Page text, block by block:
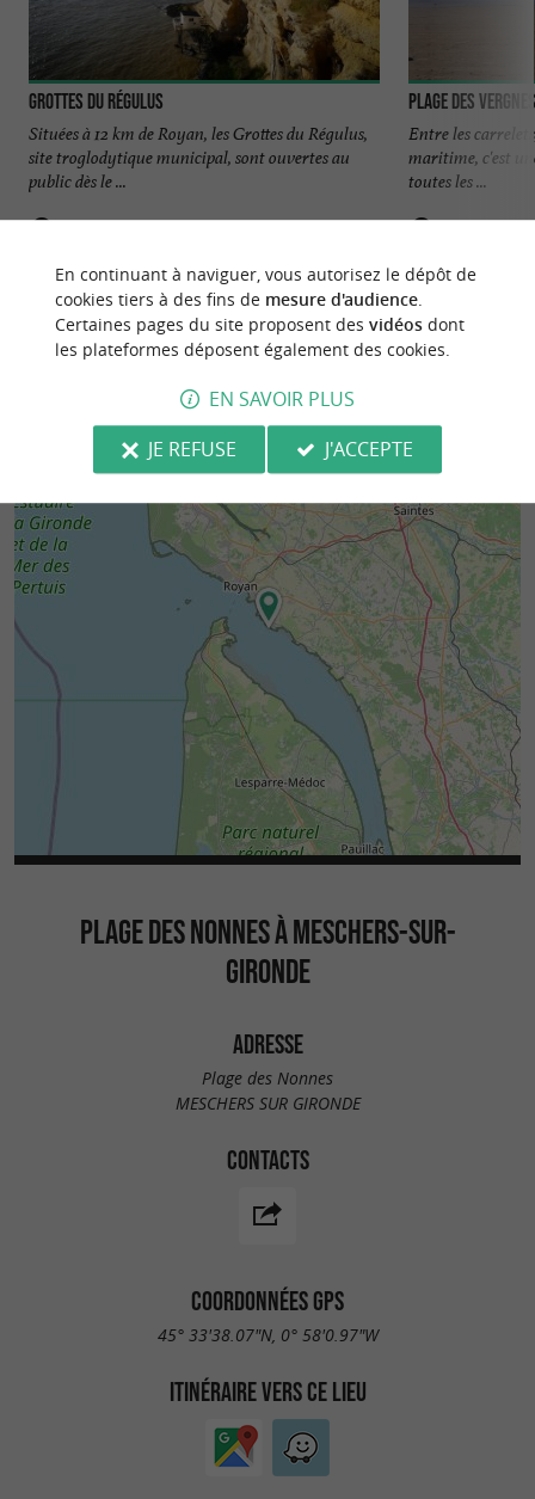
Grottes du Régulus
Situées à 12 km de Royan, les Grottes du Régulus,
site troglodytique municipal, sont ouvertes au
public dès le ...
Plage des
Entre les
maritime, c'est
toutes les ...
PLAGE DES NONNES À MESCHERS-SUR-
GIRONDE
ADRESSE
Plage des Nonnes
MESCHERS SUR GIRONDE
CONTACTS
COORDONNÉES GPS
45° 33'38.07"N, 0° 58'0.97"W
ITINÉRAIRE VERS CE LIEU
En continuant à naviguer, vous autorisez le dépôt de
cookies tiers à des fins de mesure d'audience.
Certaines pages du site proposent des vidéosdont
les plateformes déposent également des cookies.
EN SAVOIR PLUS
JE REFUSE
J'ACCEPTE